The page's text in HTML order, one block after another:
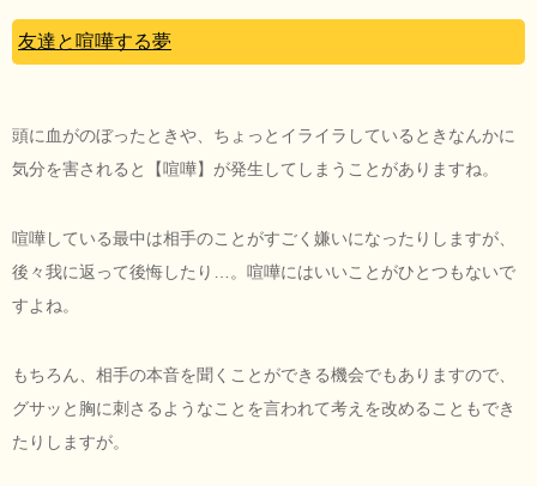
友達と喧嘩する夢
頭に血がのぼったときや、ちょっとイライラしているときなんかに
気分を害されると【喧嘩】が発生してしまうことがありますね。
喧嘩している最中は相手のことがすごく嫌いになったりしますが、
後々我に返って後悔したり…。喧嘩にはいいことがひとつもないで
すよね。
もちろん、相手の本音を聞くことができる機会でもありますので、
グサッと胸に刺さるようなことを言われて考えを改めることもでき
たりしますが。